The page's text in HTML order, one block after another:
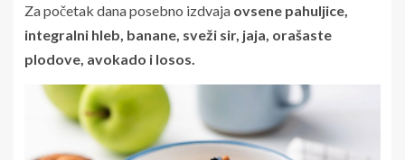
Za početak dana posebno izdvaja ovsene pahuljice,
integralni hleb, banane, sveži sir, jaja, orašaste
plodove, avokado i losos.